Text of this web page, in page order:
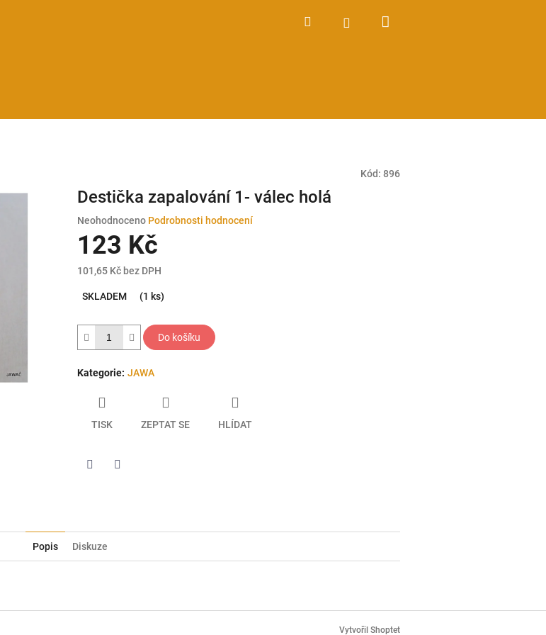
Hledat Přihlášení
Kód: 896
Destička zapalování 1- válec holá
Průměrné
hodnocení
produktu
0,0
Neohodnoceno Podrobnosti hodnocení
123 Kč
101,65 Kč bez DPH
cena:
SKLADEM (1 ks)
Do košíku
Kategorie: JAWA
TISK ZEPTAT SE HLÍDAT
Popis Diskuze
Vytvořil Shoptet